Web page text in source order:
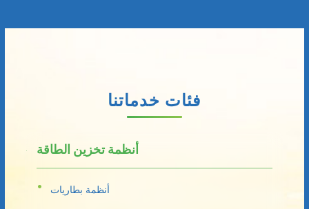
فئات خدماتنا
أنظمة تخزين الطاقة
أنظمة بطاريات